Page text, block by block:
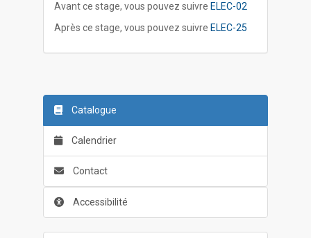
Avant ce stage, vous pouvez suivre ELEC-02
Après ce stage, vous pouvez suivre ELEC-25
Catalogue
Calendrier
Contact
Accessibilité